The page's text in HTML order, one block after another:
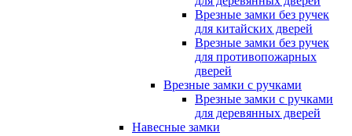
Врезные замки без ручек
для китайских дверей
Врезные замки без ручек
для противопожарных
дверей
Врезные замки с ручками
Врезные замки с ручками
для деревянных дверей
Навесные замки